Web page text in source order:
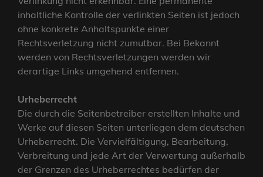
inhaltliche Kontrolle der verlinkten Seiten ist jedoch
ohne konkrete Anhaltspunkte einer
Rechtsverletzung nicht zumutbar. Bei Bekannt
werden von Rechtsverletzungen werden wir
derartige Links umgehend entfernen.
Urheberrecht
Die durch die Seitenbetreiber erstellten Inhalte und
Werke auf diesen Seiten unterliegen dem deutschen
Urheberrecht. Die Vervielfältigung, Bearbeitung,
Verbreitung und jede Art der Verwertung außerhalb
der Grenzen des Urheberrechtes bedürfen der